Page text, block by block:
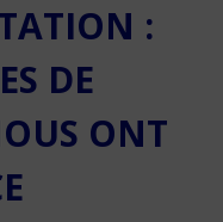
:
DE
ONT